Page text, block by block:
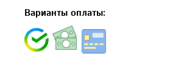
Варианты оплаты: